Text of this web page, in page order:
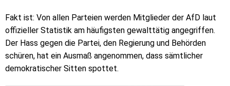
Fakt ist: Von allen Parteien werden Mitglieder der AfD laut
offizieller Statistik am häufigsten gewalttätig angegriffen.
Der Hass gegen die Partei, den Regierung und Behörden
schüren, hat ein Ausmaß angenommen, dass sämtlicher
demokratischer Sitten spottet.